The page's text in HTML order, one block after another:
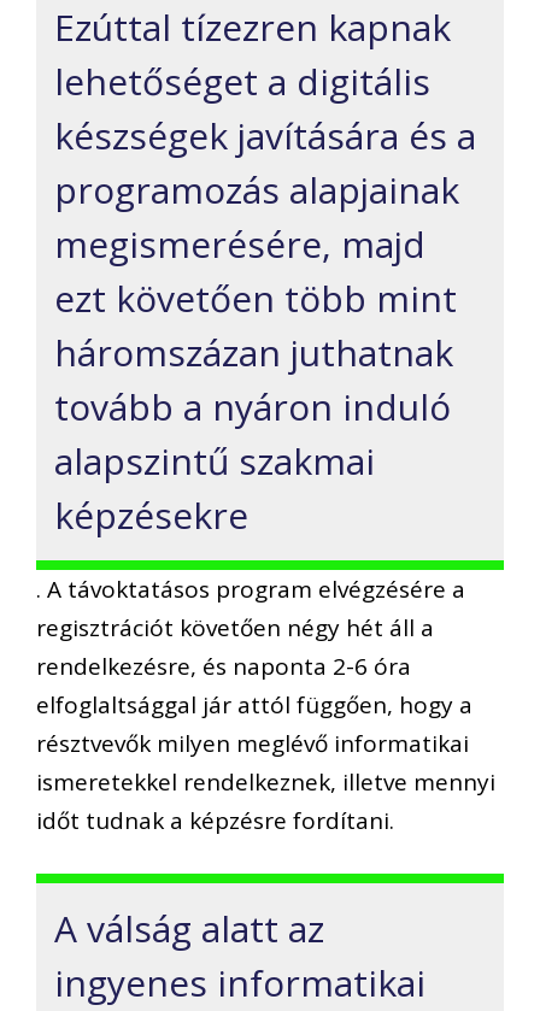
Ezúttal tízezren kapnak
lehetőséget a digitális
készségek javítására és a
programozás alapjainak
megismerésére, majd
ezt követően több mint
háromszázan juthatnak
tovább a nyáron induló
alapszintű szakmai
képzésekre
. A távoktatásos program elvégzésére a
regisztrációt követően négy hét áll a
rendelkezésre, és naponta 2-6 óra
elfoglaltsággal jár attól függően, hogy a
résztvevők milyen meglévő informatikai
ismeretekkel rendelkeznek, illetve mennyi
időt tudnak a képzésre fordítani.
A válság alatt az
ingyenes informatikai